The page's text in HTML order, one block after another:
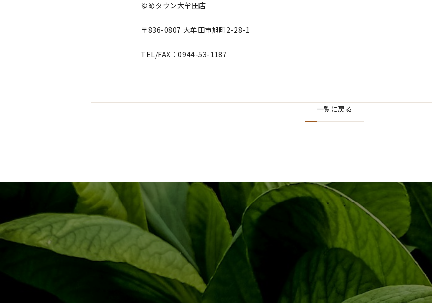
ゆめタウン大牟田店
〒836-0807 大牟田市旭町2-28-1
TEL/FAX：0944-53-1187
一覧に戻る